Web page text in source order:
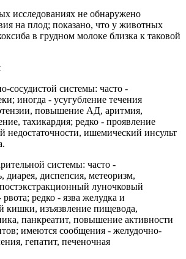
исследованиях не обнаружено
на плод; показано, что у животных
в грудном молоке близка к таковой
сосудистой системы: часто -
иногда - усугубление течения
повышение АД, аритмия,
тахикардия; редко - проявление
недостаточности, ишемический инсульт
системы: часто -
диарея, диспепсия, метеоризм,
луночковый
редко - язва желудка и
кишки, изъязвление пищевода,
панкреатит, повышение активности
имеются сообщения - желудочно-
гепатит, печеночная